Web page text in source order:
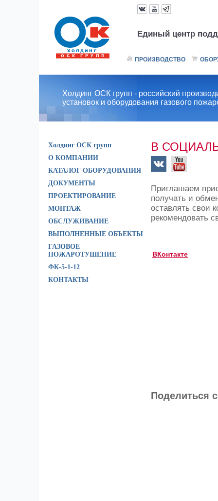
Единый центр
ПРОИЗВОДСТВО
Холдинг ОСК групп - российский
установок и оборудования газового
Холдинг ОСК групп
О КОМПАНИИ
КАТАЛОГ ОБОРУДОВАНИЯ
ДОКУМЕНТЫ
ПРОЕКТИРОВАНИЕ
МОНТАЖ
ОБСЛУЖИВАНИЕ
ВЫПОЛНЕННЫЕ ОБЪЕКТЫ
ГАЗОВОЕ
ПОЖАРОТУШЕНИЕ
ФК-5-1-12
КОНТАКТЫ
В
Приглашаем
получать и
оставлять свои
рекомендовать
ВКонтакте
Поделиться